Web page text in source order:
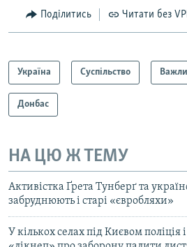
Поділитись Читати без
Україна Суспільство
Донбас
НА ЦЮ Ж ТЕМУ
Активістка Ґрета Тунберґ та
забруднюють і старі «євробляхи»
У кількох селах під Києвом